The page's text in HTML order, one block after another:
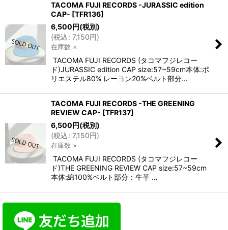
TACOMA FUJI RECORDS -JURASSIC edition
CAP- [TFR136]
6,500円(税別)
(税込: 7,150円)
在庫数 ×
TACOMA FUJI RECORDS (タコマフジレコー
ド)JURASSIC edition CAP size:57~59cm本体:ポ
リエステル80% レーヨン20%ベルト部分…
TACOMA FUJI RECORDS -THE GREENING
REVIEW CAP- [TFR137]
6,500円(税別)
(税込: 7,150円)
在庫数 ×
TACOMA FUJI RECORDS (タコマフジレコー
ド)THE GREENING REVIEW CAP size:57~59cm
本体:綿100%ベルト部分：牛革 …